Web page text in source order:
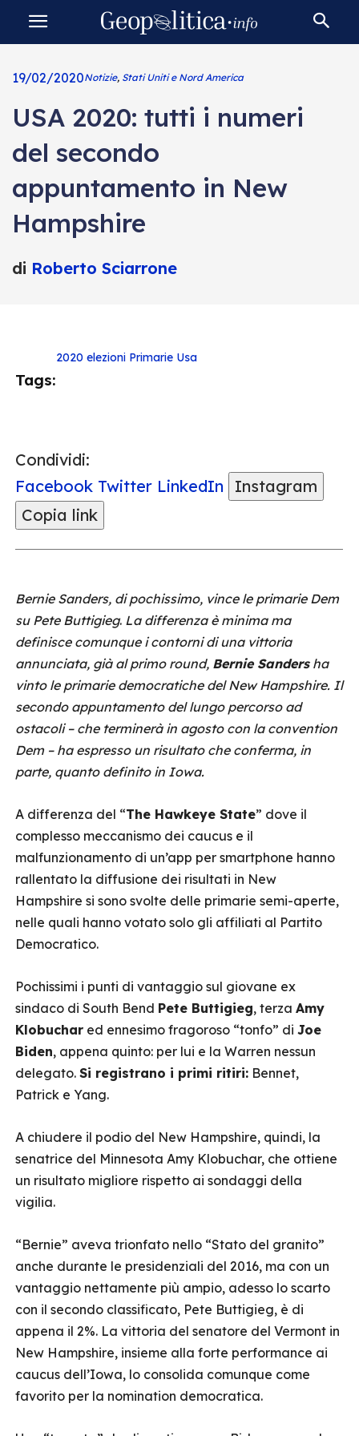
19/02/2020Notizie, Stati Uniti e Nord America
USA 2020: tutti i numeri
del secondo
appuntamento in New
Hampshire
di Roberto Sciarrone
Tags:
2020 elezioni Primarie Usa
Condividi:
Facebook Twitter LinkedIn
Instagram
Copia link
Bernie Sanders, di pochissimo, vince le primarie Dem
su Pete Buttigieg. La differenza è minima ma
definisce comunque i contorni di una vittoria
annunciata, già al primo round, Bernie Sandersha
vinto le primarie democratiche del New Hampshire. Il
secondo appuntamento del lungo percorso ad
ostacoli – che terminerà in agosto con la convention
Dem – ha espresso un risultato che conferma, in
parte, quanto definito in Iowa.
A differenza del “The Hawkeye State” dove il
complesso meccanismo dei caucus e il
malfunzionamento di un’app per smartphone hanno
rallentato la diffusione dei risultati in New
Hampshire si sono svolte delle primarie semi-aperte,
nelle quali hanno votato solo gli affiliati al Partito
Democratico.
Pochissimi i punti di vantaggio sul giovane ex
sindaco di South Bend Pete Buttigieg, terza Amy
Klobuchar ed ennesimo fragoroso “tonfo” di Joe
Biden, appena quinto: per lui e la Warren nessun
delegato. Si registrano i primi ritiri: Bennet,
Patrick e Yang.
A chiudere il podio del New Hampshire, quindi, la
senatrice del Minnesota Amy Klobuchar, che ottiene
un risultato migliore rispetto ai sondaggi della
vigilia.
“Bernie” aveva trionfato nello “Stato del granito”
anche durante le presidenziali del 2016, ma con un
vantaggio nettamente più ampio, adesso lo scarto
con il secondo classificato, Pete Buttigieg, è di
appena il 2%. La vittoria del senatore del Vermont in
New Hampshire, insieme alla forte performance ai
caucus dell’Iowa, lo consolida comunque come
favorito per la nomination democratica.